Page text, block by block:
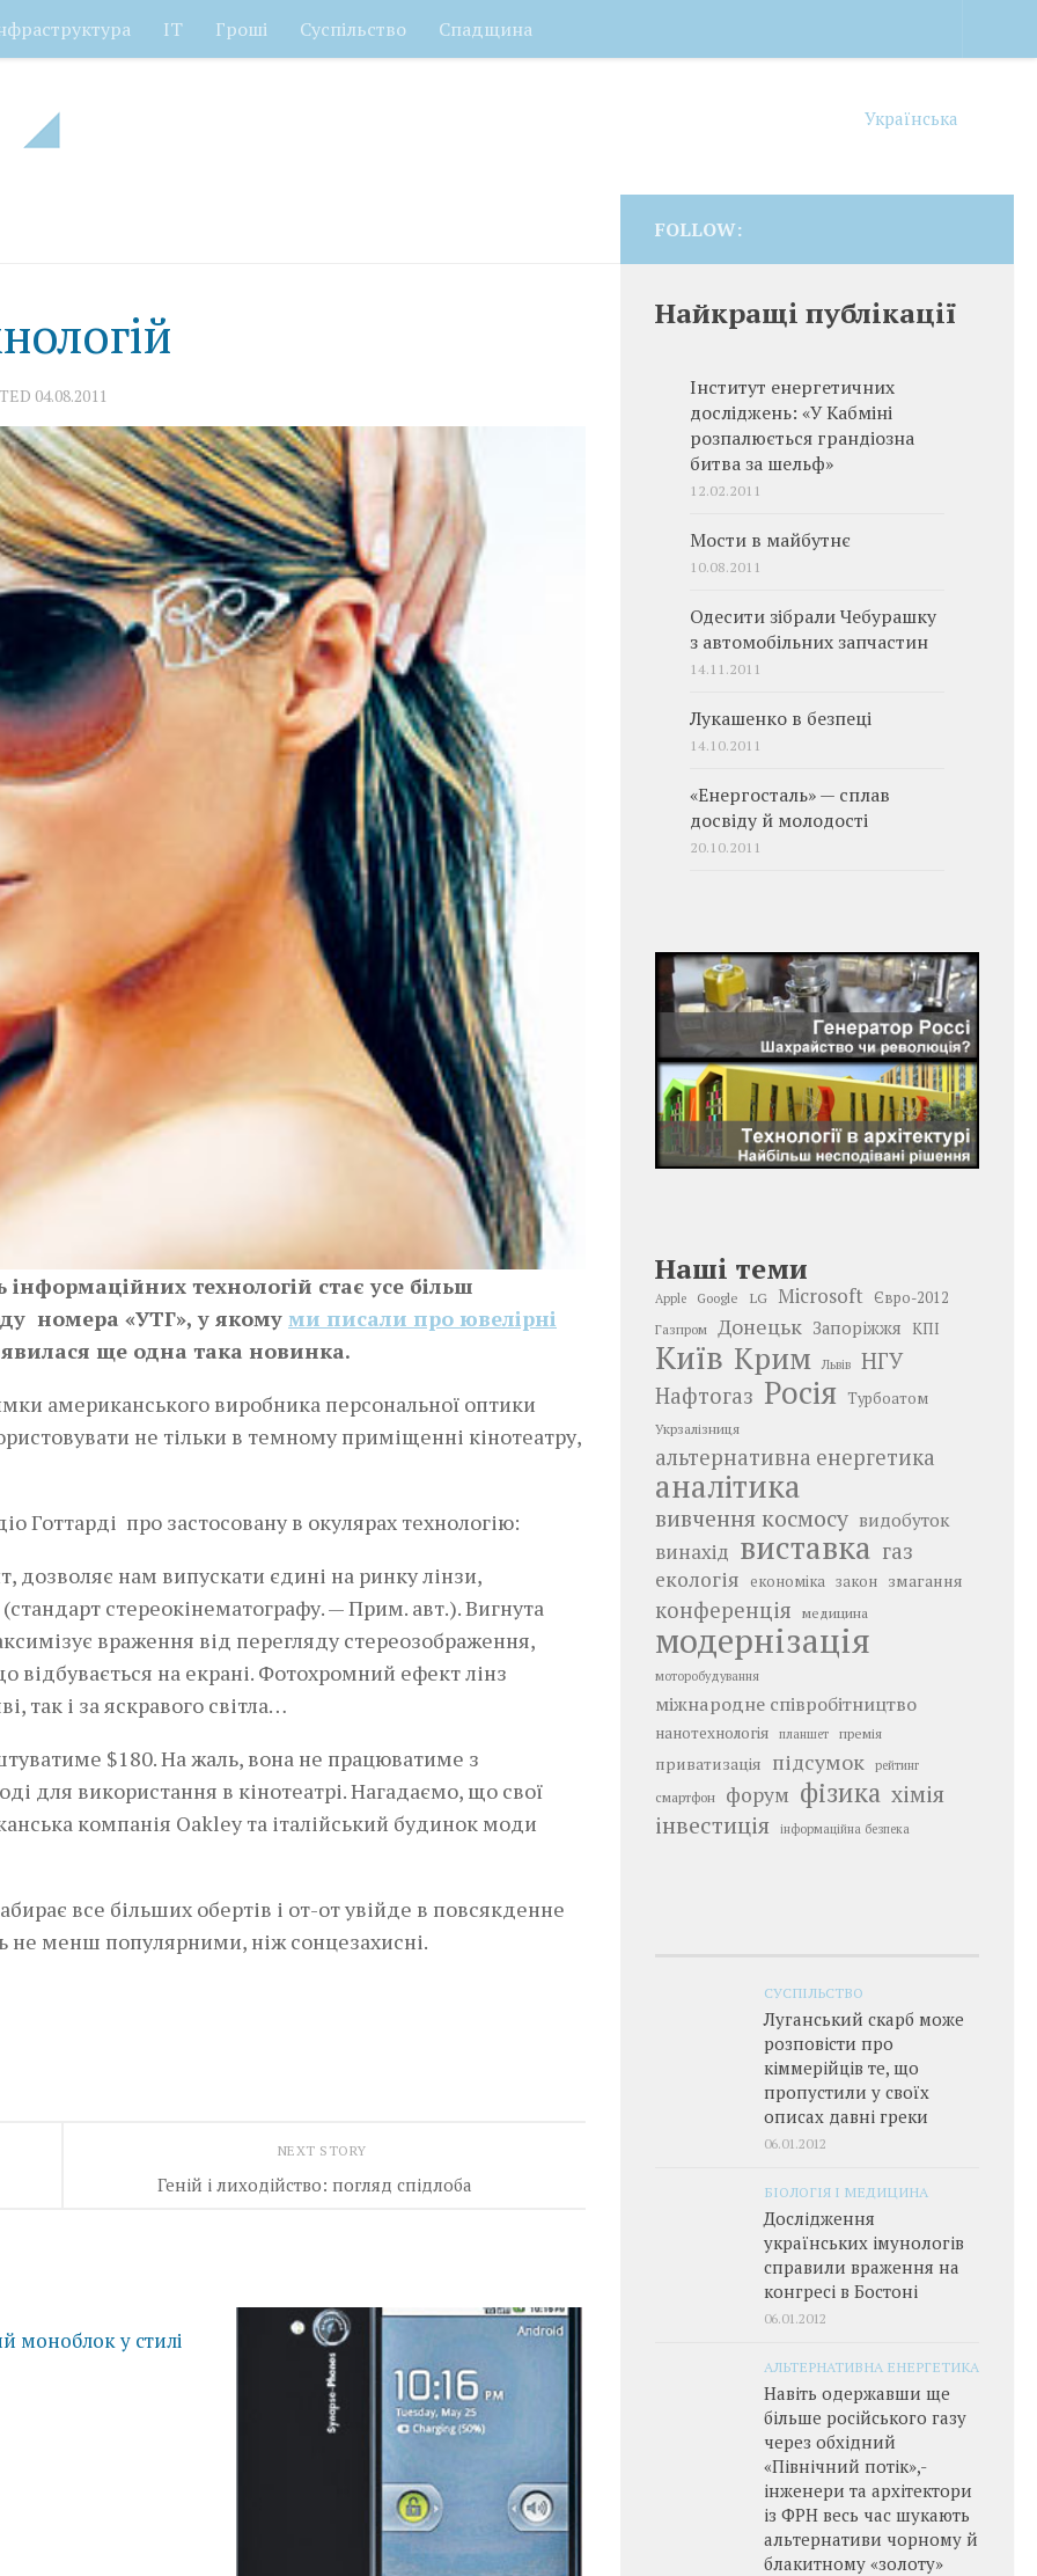
ІТ Гроші Суспільство Спадщина
Українська
04.08.2011
технологій стає усе більш
номера «УТГ», у якому ми писали про ювелірні
ще одна така новинка.
американського виробника персональної оптики
не тільки в темному приміщенні кіно­театру,
Готтарді ­ про застосовану в окулярах технологію:
дозволяє нам випускати єдині на ринку лінзи,
стереокінематографу. — Прим. авт.). Вигнута
враження від перегляду стереозображення,
відбувається на екрані. Фотохромний ефект лінз
так і за яскравого світла…
$180. На жаль, вона не працюватиме з
для використання в кінотеатрі. Нагадаємо, що свої
компанія Oakley та італійський будинок моди
все більших обертів і от-от увійде в повсякденне
не менш популярними, ніж сонце­захисні.
NEXT STORY
Геній і лиходійство: погляд спідлоба
моноблок у стилі
FOLLOW:
Найкращі публікації
Інститут енергетичних
досліджень: «У Кабміні
розпалюється грандіозна
битва за шельф»
12.02.2011
Мости в майбутнє
10.08.2011
Одесити зібрали Чебурашку
з автомобільних запчастин
14.11.2011
Лукашенко в безпеці
14.10.2011
«Енергосталь» — сплав
досвіду й молодості
20.10.2011
Наші теми
Apple Google LG Microsoft Євро-2012
Газпром Донецьк Запоріжжя КПІ
Київ Крим Львів
НГУ
Нафтогаз Росія Турбоатом
Укрзалізниця
альтернативна енергетика
аналітика
вивчення космосу видобуток
винахід виставка газ
екологія економіка закон змагання
конференція медицина
модернізація
моторобудування
міжнародне співробітництво
нанотехнологія планшет премія
приватизація підсумок рейтинг
смартфон форум фізика хімія
інвестиція інформаційна безпека
СУСПІЛЬСТВО
Луганський скарб може
розповісти про
кіммерійців те, що
пропустили у своїх
описах давні греки
06.01.2012
БІОЛОГІЯ І МЕДИЦИНА
Дослідження
українських імунологів
справили враження на
конгресі в Бостоні
06.01.2012
АЛЬТЕРНАТИВНА ЕНЕРГЕТИКА
Навіть одержавши ще
більше російського газу
через обхідний
«Північний потік»,­
інженери та архітектори
із ФРН весь час шукають
альтернативи чорному й
блакитному «золоту»